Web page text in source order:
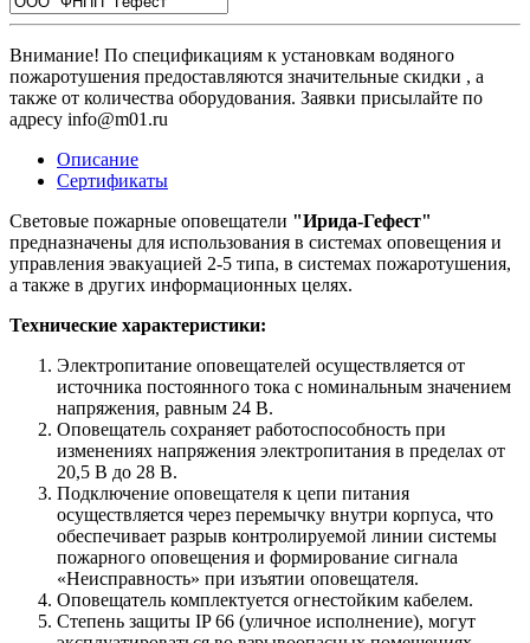
Внимание! По спецификациям к установкам водяного
пожаротушения предоставляются значительные скидки , а
также от количества оборудования. Заявки присылайте по
адресу info@m01.ru
Описание
Сертификаты
Световые пожарные оповещатели "Ирида-Гефест"
предназначены для использования в системах оповещения и
управления эвакуацией 2-5 типа, в системах пожаротушения,
а также в других информационных целях.
Технические характеристики:
Электропитание оповещателей осуществляется от
источника постоянного тока с номинальным значением
напряжения, равным 24 В.
Оповещатель сохраняет работоспособность при
изменениях напряжения электропитания в пределах от
20,5 В до 28 В.
Подключение оповещателя к цепи питания
осуществляется через перемычку внутри корпуса, что
обеспечивает разрыв контролируемой линии системы
пожарного оповещения и формирование сигнала
«Неисправность» при изъятии оповещателя.
Оповещатель комплектуется огнестойким кабелем.
Степень защиты IP 66 (уличное исполнение), могут